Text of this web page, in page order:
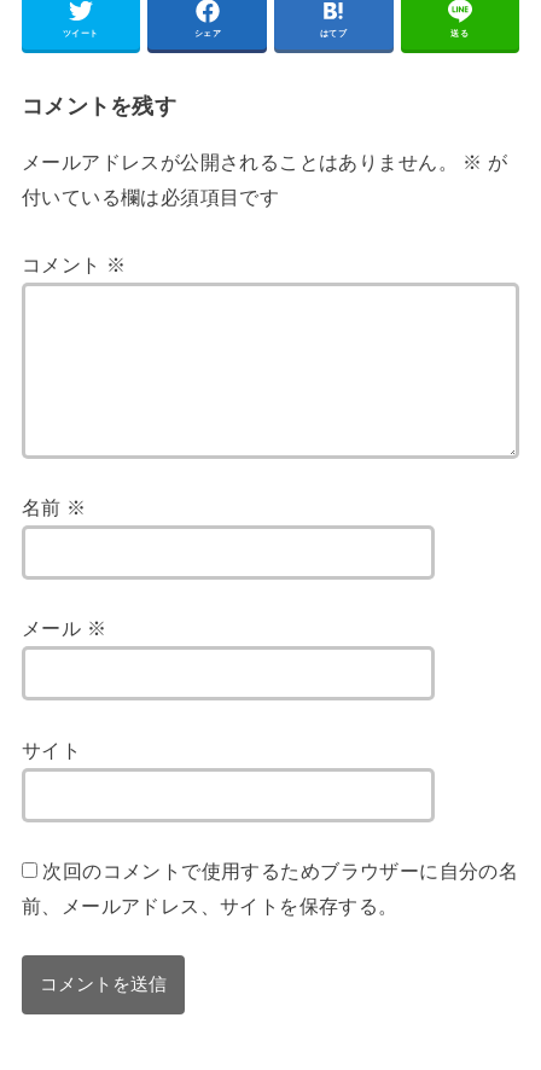
ツイート シェア はてブ 送る
コメントを残す
メールアドレスが公開されることはありません。 ※ が
付いている欄は必須項目です
コメント ※
名前 ※
メール ※
サイト
次回のコメントで使用するためブラウザーに自分の名
前、メールアドレス、サイトを保存する。